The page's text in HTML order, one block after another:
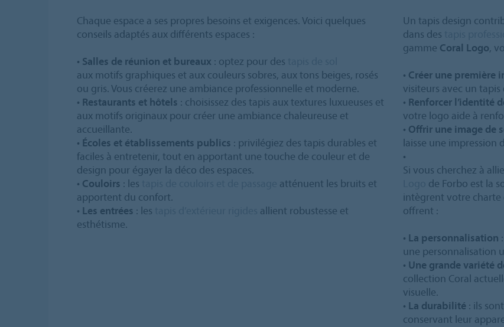
Chaque espace a ses propres besoins et exigences. Voici quelques
conseils adaptés aux différents espaces :
• Salles de réunion et bureaux : optez pour des
aux motifs graphiques et aux couleurs sobres, aux tons beiges, rosés
ou gris. Vous créerez une ambiance professionnelle et moderne.
• Restaurants et hôtels : choisissez des tapis aux textures luxueuses et
aux motifs originaux pour créer une ambiance chaleureuse et
accueillante.
• Écoles et établissements publics : privilégiez des tapis durables et
faciles à entretenir, tout en apportant une touche de couleur et de
design pour égayer la déco des espaces.
• Couloirs : les
atténuent les bruits et
apportent du confort.
• Les entrées : les
allient robustesse et
esthétisme.
Un tapis design
dans des
gamme Coral Logo,
• Créer une première
visiteurs avec un
• Renforcer l’identité
votre logo aide à
• Offrir une image de
laisse une impression
•
Si vous cherchez à
de Forbo est la
intègrent votre charte
offrent :
• La personnalisation
une personnalisation
• Une grande variété
collection Coral
visuelle.
• La durabilité : ils
conservant leur